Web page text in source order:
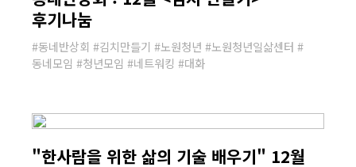
후기나눔
#동네반상회 #김치만들기 #노원청년 #노원청년일삶센터 #
동네모임 #청년모임 #네트워킹 #대화
"한사람을 위한 삶의 기술 배우기" 12월